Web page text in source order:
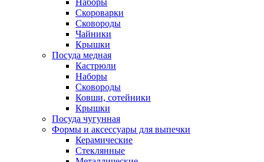
Наборы
Скороварки
Сковороды
Чайники
Крышки
Посуда медная
Кастрюли
Наборы
Сковороды
Ковши, сотейники
Крышки
Посуда чугунная
Формы и аксессуары для выпечки
Керамические
Стеклянные